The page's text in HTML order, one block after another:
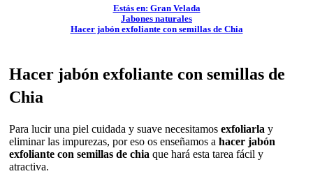
Estás en: Gran Velada
Jabones naturales
Hacer jabón exfoliante con semillas de Chia
Hacer jabón exfoliante con semillas de
Chia
Para lucir una piel cuidada y suave necesitamos exfoliarla y
eliminar las impurezas, por eso os enseñamos a hacer jabón
exfoliante con semillas de chia que hará esta tarea fácil y
atractiva.